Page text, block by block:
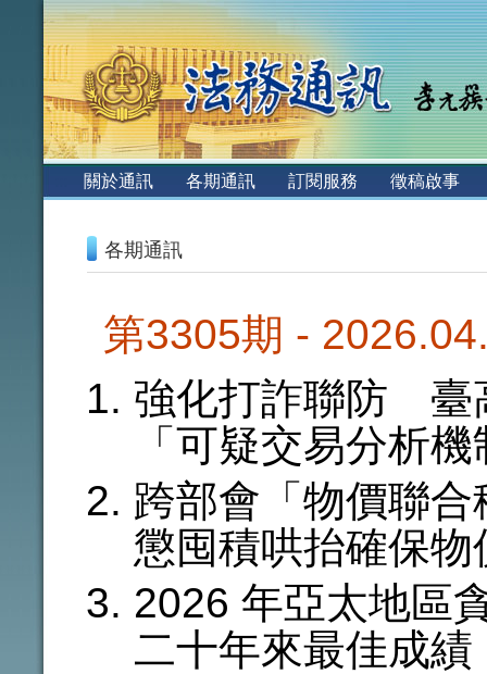
關於通訊 各期通訊 訂閱服務
徵稿啟事
各期通訊
第3305期 -
強化打詐聯防 臺
「可疑交易分析
跨部會「物價聯
懲囤積哄抬確保物
2026 年亞太地區
二十年來最佳成績